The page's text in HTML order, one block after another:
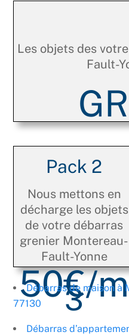
Les objets des
Fault-
Pack 2
Nous mettons en
décharge les objets
de votre débarras
grenier Montereau-
Fault-Yonne
50€/m
3
Débarras de maison à
77130
Débarras